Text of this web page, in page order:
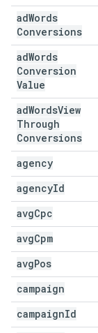
adWords
Conversions
adWords
Conversion
Value
adWordsView
Through
Conversions
agency
agencyId
avgCpc
avgCpm
avgPos
campaign
campaignId